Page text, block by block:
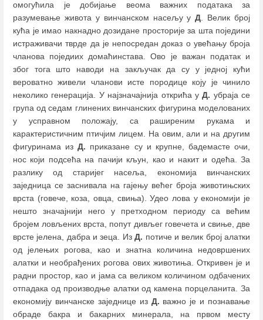
омогућила је добијање веома важних података за
разумевање живота у винчанском насељу уД . Велик број
кућа је имао накнадно дозидане просторије за шта поједини
истраживачи тврде да је непосредан доказ о увећању броја
чланова поједиих домаћинстава. Ово је важан податак и
због тога што наводи на закључак да су у једној кући
вероватно живели чланови исте породице коју је чинило
неколико генерација. У најзначајнија открића уД. убраја се
група од седам глинених винчанских фигурина моделованих
у усправном положају, са раширеним рукама и
карактеристичним птичјим лицем. На овим, али и на другим
фигуринама изД. приказане су и крупне, бадемасте очи,
нос који подсећа на пачији кљун, као и накит и одећа. За
разлику од старијег насеља, економија винчанских
заједница се заснивала на гајењу већег броја животињских
врста (говече, коза, овца, свиња). Удео лова у економији је
нешто значајнији него у претходном периоду са већим
бројем ловљених врста, попут дивљег говечета и свиње, две
врсте јелена, дабра и зеца. ИзД. потиче и велик број алатки
од јелењих рогова, као и знатна количина недовршених
алатки и необрађених рогова ових животиња. Откривен је и
радни простор, као и јама са великом количином одбачених
отпадака од производње алатки од камена порцеланита. За
економију винчанске заједнице из Д. важно је и познавање
обраде бакра и бакарних минерала, на првом месту